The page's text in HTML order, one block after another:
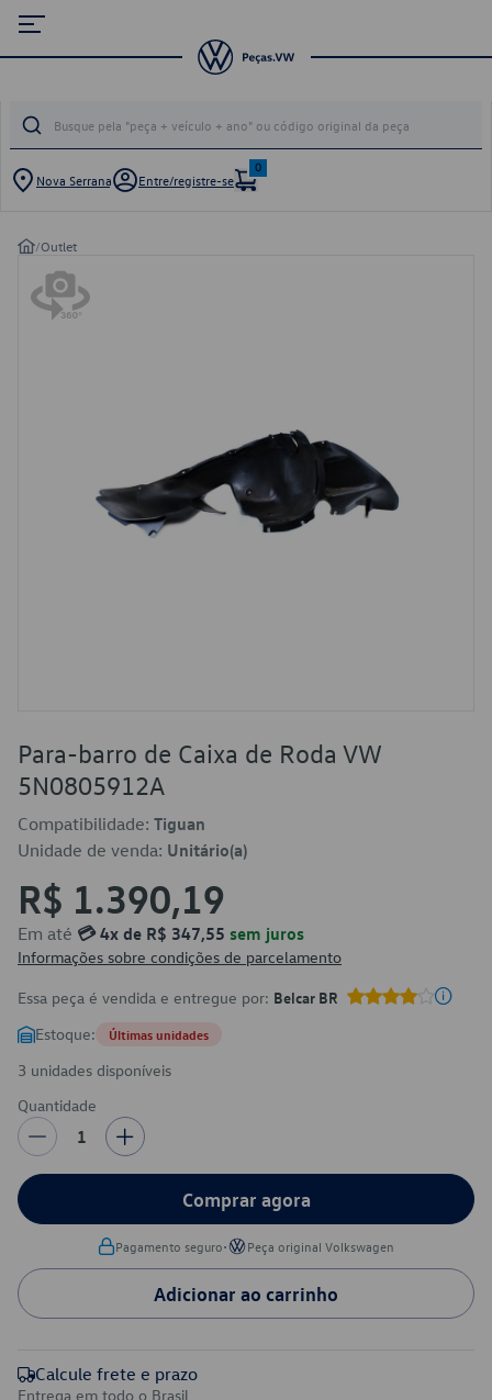
Nova Serrana Entre/registre-se
0
/Outlet
Para-barro de Caixa de Roda VW
5N0805912A
Compatibilidade: Tiguan
Unidade de venda: Unitário(a)
R$ 1.390,19
Em até 💳 4x de R$ 347,55 sem juros
Informações sobre condições de parcelamento
Essa peça é vendida e entregue por: Belcar BR
Estoque: Últimas unidades
3 unidades disponíveis
Quantidade
1
Comprar agora
Pagamento seguro• Peça original Volkswagen
Adicionar ao carrinho
Calcule frete e prazo
Entrega em todo o Brasil